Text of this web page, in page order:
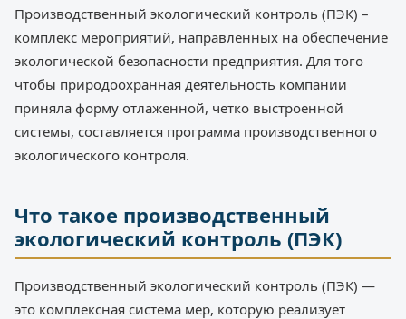
Производственный экологический контроль (ПЭК) –
комплекс мероприятий, направленных на обеспечение
экологической безопасности предприятия. Для того
чтобы природоохранная деятельность компании
приняла форму отлаженной, четко выстроенной
системы, составляется программа производственного
экологического контроля.
Что такое производственный
экологический контроль (ПЭК)
Производственный экологический контроль (ПЭК) —
это комплексная система мер, которую реализует